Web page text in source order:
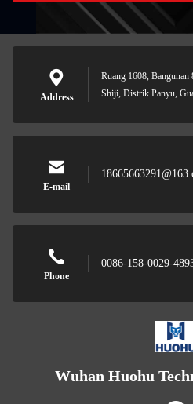
Address
Ruang 1608,
Shiji, Distrik Panyu,
E-mail
Phone
0086-158-0029-
Wuhan Huohu